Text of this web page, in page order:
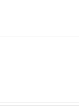
ułatwia